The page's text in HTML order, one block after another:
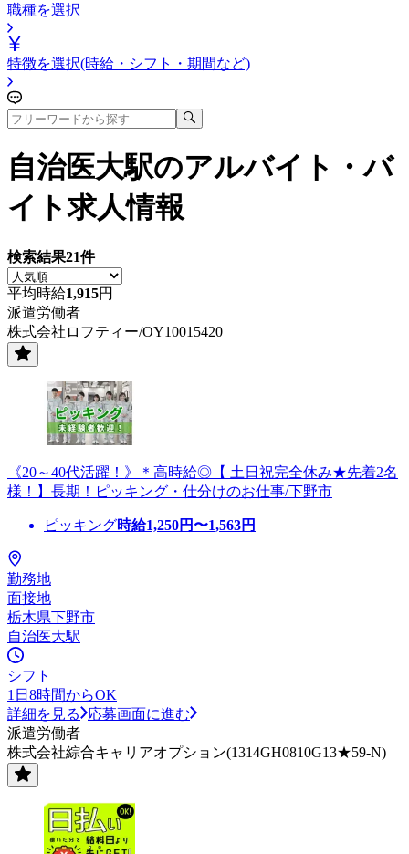
職種を選択
特徴を選択(時給・シフト・期間など)
自治医大駅のアルバイト・バ
イト求人情報
検索結果21件
平均時給1,915円
派遣労働者
株式会社ロフティー/OY10015420
《20～40代活躍！》＊高時給◎【 土日祝完全休み★先着2名
様！】長期！ピッキング・仕分けのお仕事/下野市
ピッキング時給1,250円〜1,563円
勤務地
面接地
栃木県下野市
自治医大駅
シフト
1日8時間からOK
詳細を見る
応募画面に進む
派遣労働者
株式会社綜合キャリアオプション(1314GH0810G13★59-N)